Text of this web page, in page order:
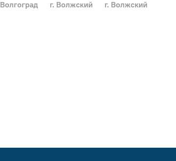
г. Волгоград г. Волжский г. Волжский